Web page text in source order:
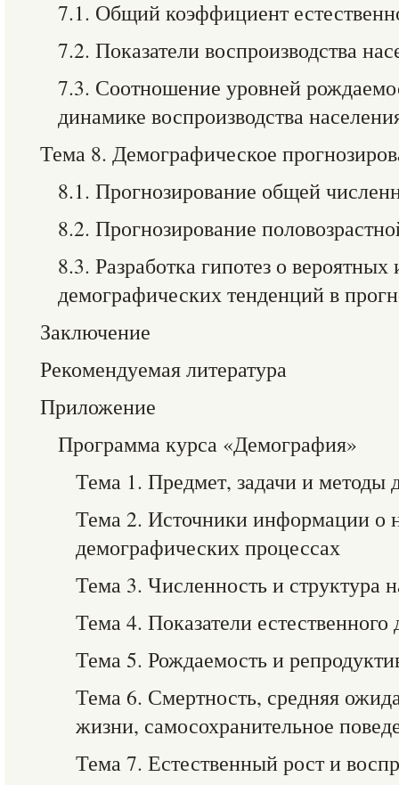
7.1. Общий коэффициент
7.2. Показатели воспроизводства
7.3. Соотношение уровней
динамике воспроизводства
Тема 8. Демографическое
8.1. Прогнозирование общей
8.2. Прогнозирование
8.3. Разработка гипотез о
демографических тенденций в
Заключение
Рекомендуемая литература
Приложение
Программа курса «Демография»
Тема 1. Предмет, задачи и методы
Тема 2. Источники информации о
демографических процессах
Тема 3. Численность и структура
Тема 4. Показатели
Тема 5. Рождаемость и
Тема 6. Смертность, средняя
жизни, самосохранительное
Тема 7. Естественный рост и